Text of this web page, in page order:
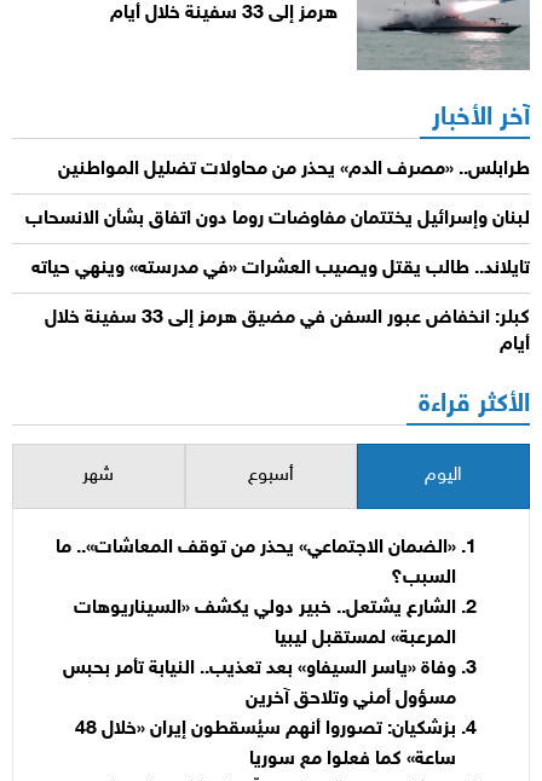
هرمز إلى 33 سفينة خلال أيام
آخر الأخبار
طرابلس.. «مصرف الدم» يحذر من محاولات تضليل المواطنين
لبنان وإسرائيل يختتمان مفاوضات روما دون اتفاق بشأن الانسحاب
تايلاند.. طالب يقتل ويصيب العشرات «في مدرسته» وينهي حياته
كبلر: انخفاض عبور السفن في مضيق هرمز إلى 33 سفينة خلال
أيام
الأكثر قراءة
اليوم أسبوع شهر
«الضمان الاجتماعي» يحذر من توقف المعاشات».. ما
السبب؟
الشارع يشتعل.. خبير دولي يكشف «السيناريوهات
المرعبة» لمستقبل ليبيا
وفاة «ياسر السيفاو» بعد تعذيب.. النيابة تأمر بحبس
مسؤول أمني وتلاحق آخرين
بزشكيان: تصوروا أنهم سيُسقطون إيران «خلال 48
ساعة» كما فعلوا مع سوريا